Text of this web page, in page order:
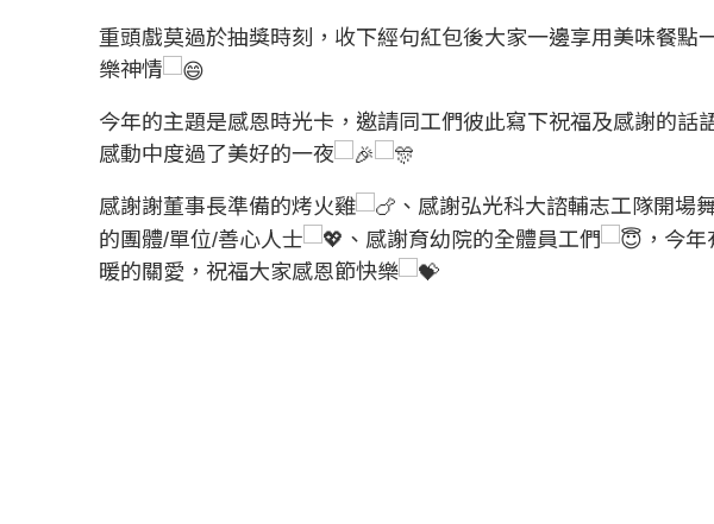
重頭戲莫過於抽獎時刻，收下經句紅包後大家一邊享用美味餐點
樂神情
今年的主題是感恩時光卡，邀請同工們彼此寫下祝福及感謝的話
感動中度過了美好的一夜
感謝謝董事長準備的烤火雞 、感謝弘光科大諮輔志工隊開場
的團體/單位/善心人士
、感謝育幼院的全體員工們
，今
暖的關愛，祝福大家感恩節快樂